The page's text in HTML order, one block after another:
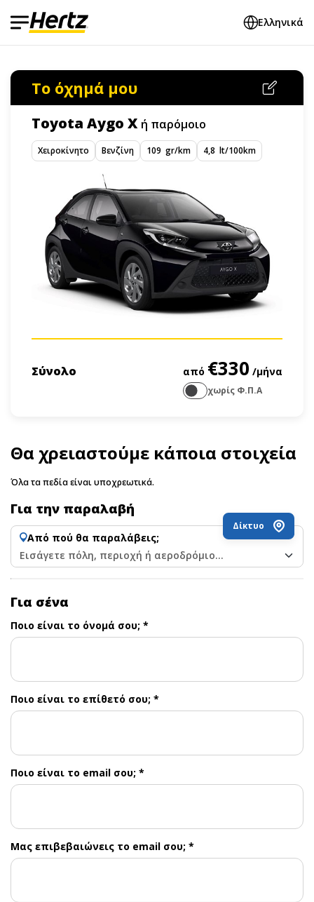
Ελληνικά
Θα χρειαστούμε κάποια στοιχεία
Όλα τα πεδία είναι υποχρεωτικά.
Για την παραλαβή
Από πού θα παραλάβεις;
Δίκτυο
Εισάγετε πόλη, περιοχή ή αεροδρόμιο…
Για σένα
Ποιο είναι το όνομά σου; *
Ποιο είναι το επίθετό σου; *
Ποιο είναι το email σου; *
Μας επιβεβαιώνεις το email σου; *
Το όχημά μου
Toyota Aygo X ή παρόμοιο
Χειροκίνητο Βενζίνη 109 gr/km 4,8 lt/100km
Σύνολο από €330 /μήνα
χωρίς Φ.Π.Α